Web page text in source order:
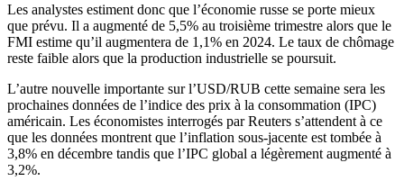
Les analystes estiment donc que l’économie russe se porte mieux
que prévu. Il a augmenté de 5,5% au troisième trimestre alors que le
FMI estime qu’il augmentera de 1,1% en 2024. Le taux de chômage
reste faible alors que la production industrielle se poursuit.
L’autre nouvelle importante sur l’USD/RUB cette semaine sera les
prochaines données de l’indice des prix à la consommation (IPC)
américain. Les économistes interrogés par Reuters s’attendent à ce
que les données montrent que l’inflation sous-jacente est tombée à
3,8% en décembre tandis que l’IPC global a légèrement augmenté à
3,2%.